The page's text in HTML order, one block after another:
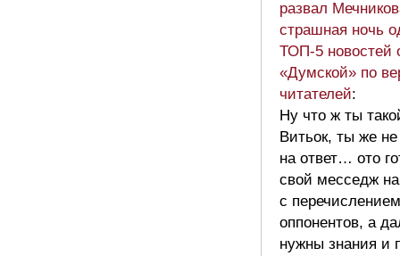
развал
страшная ночь
ТОП-5 новостей
«Думской» по
читателей:
Ну что ж ты
Витьок, ты же
на ответ… ото
свой месседж
с
оппонентов, а
нужны знания и